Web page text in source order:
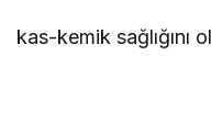
kas-kemik sağlığını